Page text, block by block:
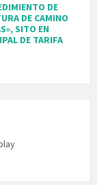
DE
DE CAMINO
SITO EN
DE TARIFA